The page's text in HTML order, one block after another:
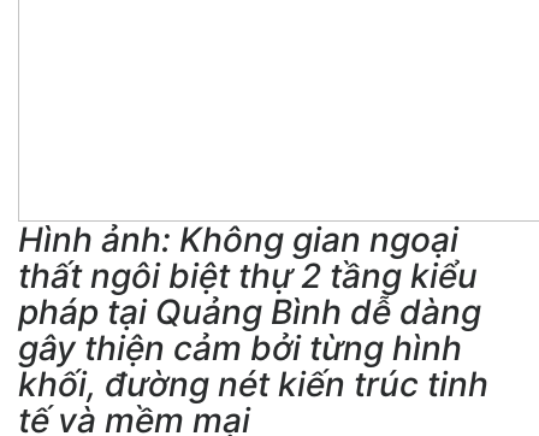
Hình ảnh: Không gian ngoại
thất ngôi biệt thự 2 tầng kiểu
pháp tại Quảng Bình dễ dàng
gây thiện cảm bởi từng hình
khối, đường nét kiến trúc tinh
tế và mềm mại